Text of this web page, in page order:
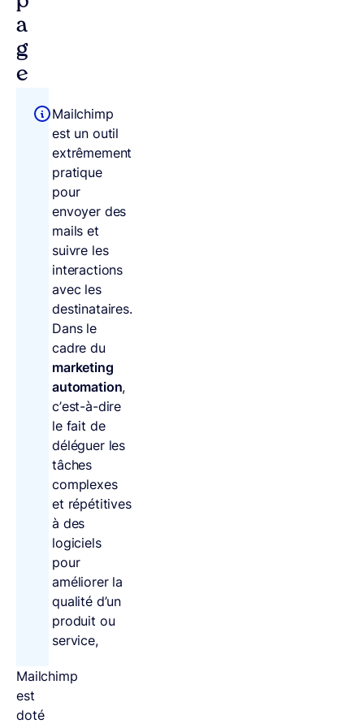
a
g
e
Mailchimp
est un outil
extrêmement
pratique
pour
envoyer des
mails et
suivre les
interactions
avec les
destinataires.
Dans le
cadre du
marketing
automation,
c’est-à-dire
le fait de
déléguer les
tâches
complexes
et répétitives
à des
logiciels
pour
améliorer la
qualité d’un
produit ou
service,
Mailchimp
est
doté